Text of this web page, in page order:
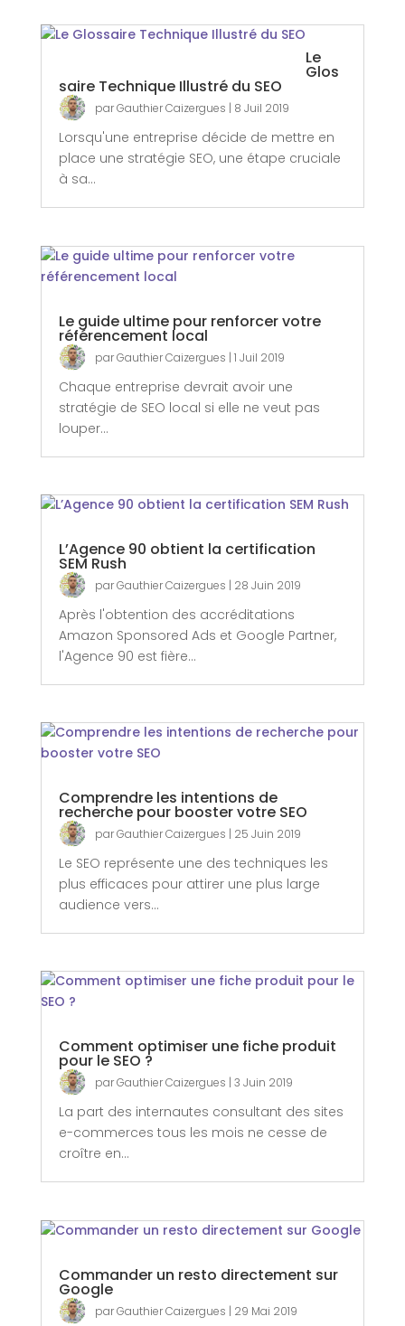
Le
Glos
saire Technique Illustré du SEO
parGauthier Caizergues 8 Juil 2019
Lorsqu'une entreprise décide de mettre en
place une stratégie SEO, une étape cruciale
à sa...
Le guide ultime pour renforcer votre
référencement local
parGauthier Caizergues | 1 Juil 2019
Chaque entreprise devrait avoir une
stratégie de SEO local si elle ne veut pas
louper...
L’Agence 90 obtient la certification
SEM Rush
parGauthier Caizergues | 28 Juin 2019
Après l'obtention des accréditations
Amazon Sponsored Ads et Google Partner,
l'Agence 90 est fière...
Comprendre les intentions de
recherche pour booster votre SEO
parGauthier Caizergues | 25 Juin 2019
Le SEO représente une des techniques les
plus efficaces pour attirer une plus large
audience vers...
Comment optimiser une fiche produit
pour le SEO ?
parGauthier Caizergues | 3 Juin 2019
La part des internautes consultant des sites
e-commerces tous les mois ne cesse de
croître en...
Commander un resto directement sur
Google
parGauthier Caizergues | 29 Mai 2019